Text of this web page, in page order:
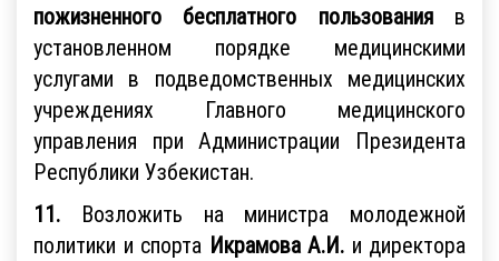
пожизненного бесплатного пользования в
установленном порядке медицинскими
услугами в подведомственных медицинских
учреждениях Главного медицинского
управления при Администрации Президента
Республики Узбекистан.
11. Возложить на министра молодежной
политики и спорта Икрамова А.И. и директора